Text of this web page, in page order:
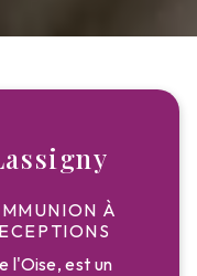
À
l'Oise, est un